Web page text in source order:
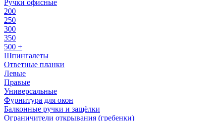
Ручки офисные
200
250
300
350
500 +
Шпингалеты
Ответные планки
Левые
Правые
Универсальные
Фурнитура для окон
Балконные ручки и защёлки
Ограничители открывания (гребенки)